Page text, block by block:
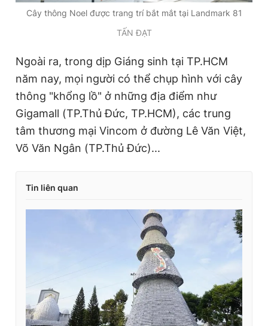
Cây thông Noel được trang trí bắt mắt tại Landmark 81
TẤN ĐẠT
Ngoài ra, trong dịp Giáng sinh tại TP.HCM
năm nay, mọi người có thể chụp hình với cây
thông "khổng lồ" ở những địa điểm như
Gigamall (TP.Thủ Đức, TP.HCM), các trung
tâm thương mại Vincom ở đường Lê Văn Việt,
Võ Văn Ngân (TP.Thủ Đức)...
Tin liên quan